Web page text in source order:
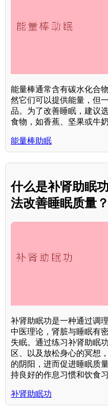
能量棒通常含有碳水化合
然它们可以提供能量，但
品。为了改善睡眠，建议
食物，如香蕉、坚果或牛
能量棒助眠
什么是补肾助眠
法改善睡眠质量
补肾助眠功是一种通过调
中医理论，肾脏与睡眠有
失眠。通过练习补肾助眠
区、以及放松身心的冥想
的阴阳，进而促进睡眠质
持良好的作息习惯和饮食
补肾助眠功